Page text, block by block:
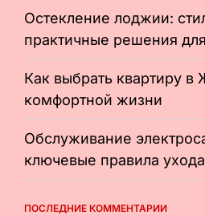
Остекление лоджии:
практичные решения
Как выбрать квартиру в
комфортной жизни
Обслуживание
ключевые правила ухода
ПОСЛЕДНИЕ КОММЕНТАРИИ